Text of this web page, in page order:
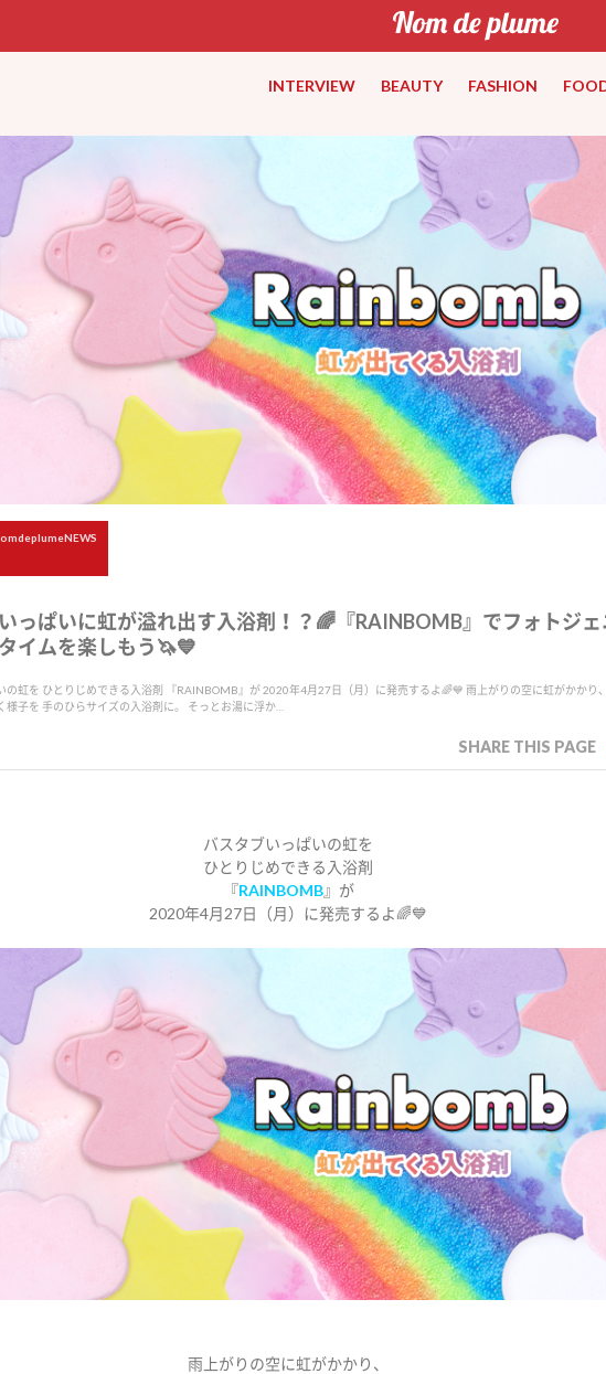
INTERVIEW BEAUTY FASHION
っぱいに虹が溢れ出す入浴剤！？🌈『RAINBOMB』でフォトジェ
イムを楽しもう🦄💙
の虹を ひとりじめできる入浴剤 『RAINBOMB』が 2020年4月27日（月）に発売するよ🌈💙 雨上がりの空に虹がかかり
様子を 手のひらサイズの入浴剤に。 そっとお湯に浮か…
SHARE THIS PAGE
バスタブいっぱいの虹を
ひとりじめできる入浴剤
『RAINBOMB』が
2020年4月27日（月）に発売するよ🌈💙
雨上がりの空に虹がかかり、